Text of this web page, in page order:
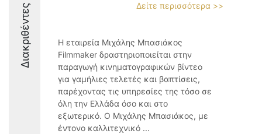
Διακριθέντες Δείτε περισσότερα >>
Η εταιρεία Μιχάλης Μπασιάκος
Filmmaker δραστηριοποιείται στην
παραγωγή κινηματογραφικών βίντεο
για γαμήλιες τελετές και βαπτίσεις,
παρέχοντας τις υπηρεσίες της τόσο σε
όλη την Ελλάδα όσο και στο
εξωτερικό. Ο Μιχάλης Μπασιάκος, με
έντονο καλλιτεχνικό ...